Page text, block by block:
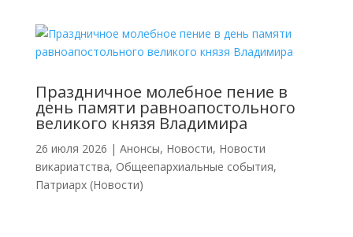
Праздничное молебное пение в
день памяти равноапостольного
великого князя Владимира
26 июля 2026 | Анонсы, Новости, Новости
викариатства, Общеепархиальные события,
Патриарх (Новости)